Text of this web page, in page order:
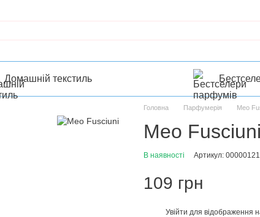
Домашній текстиль
Головна Парфумерія Meo
Meo
В наявності Артикул:
109 грн
Увійти для відображення